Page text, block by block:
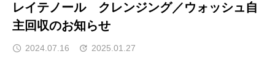
レイテノール クレンジング／ウォッシュ自
主回収のお知らせ
2024.07.16 2025.01.27